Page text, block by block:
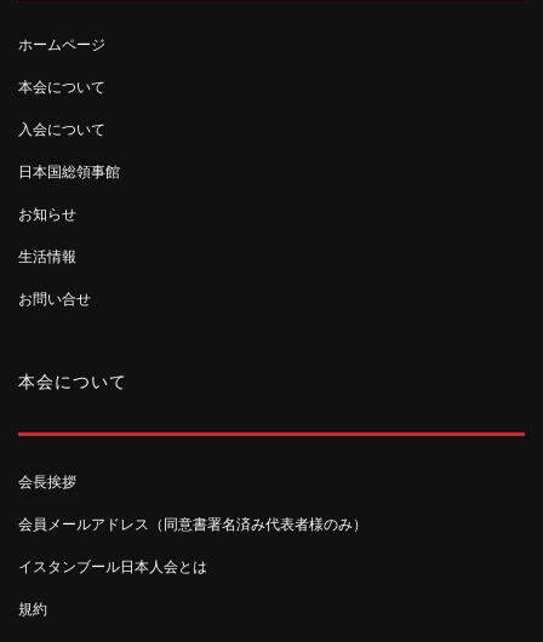
ホームページ
本会について
入会について
日本国総領事館
お知らせ
生活情報
お問い合せ
本会について
会長挨拶
会員メールアドレス（同意書署名済み代表者様のみ）
イスタンブール日本人会とは
規約